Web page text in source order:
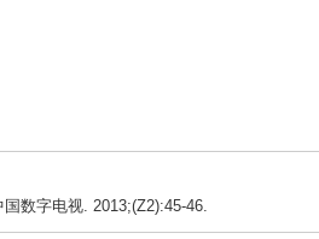
国数字电视. 2013;(Z2):45-46.